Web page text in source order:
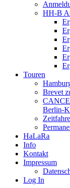
HH-B
Touren
Brevet
Berlin-
HaLaRa
Info
Kontakt
Impressum
Log In